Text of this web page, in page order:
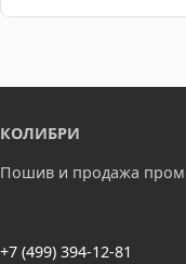
КОЛИБРИ
Пошив и продажа
+7 (499) 394-12-81